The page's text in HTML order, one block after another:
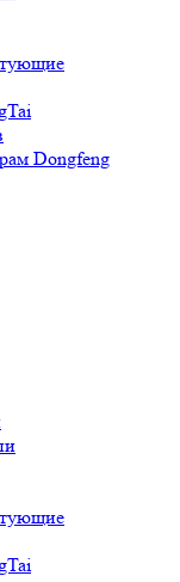
Dongfeng